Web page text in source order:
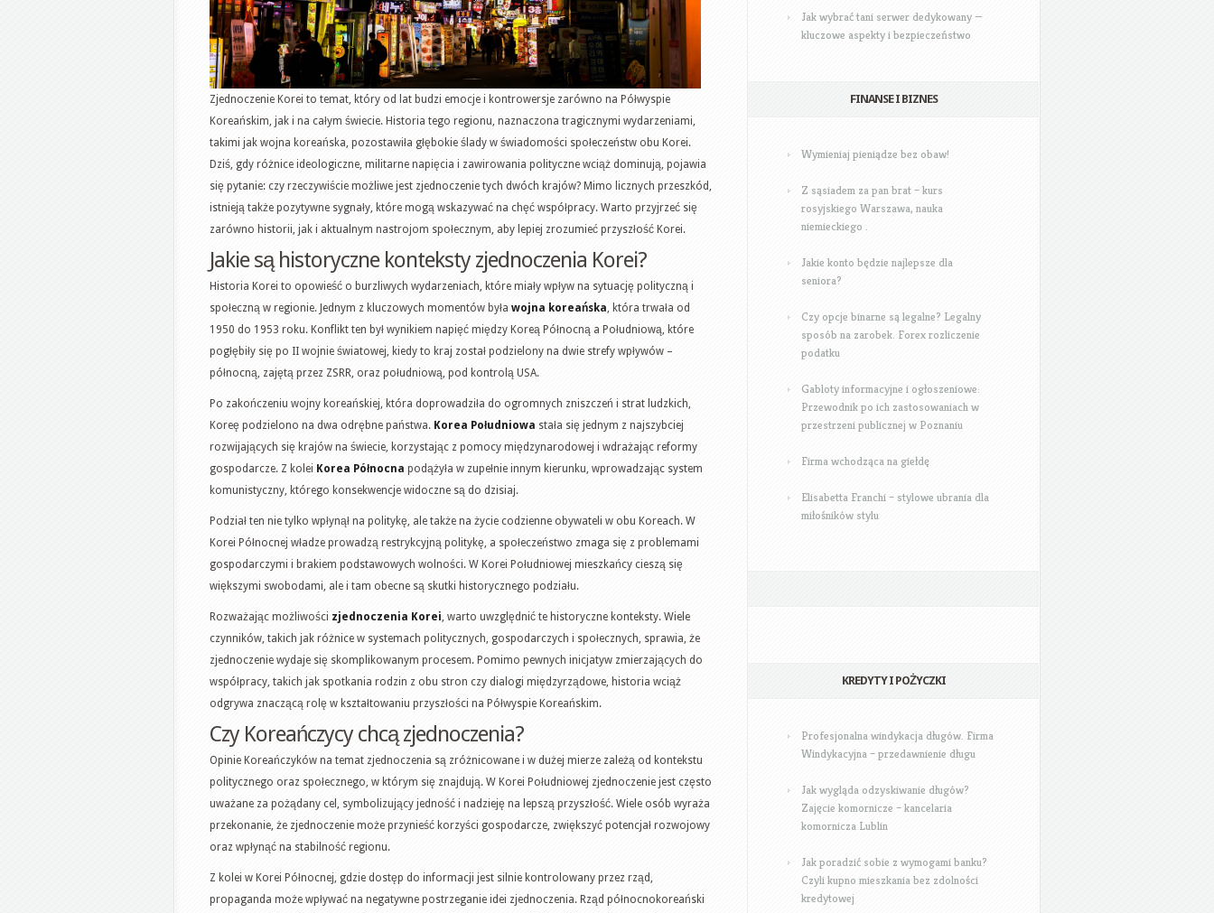
Zjednoczenie Korei to temat, który od lat budzi emocje i kontrowersje zarówno na Półwyspie
Koreańskim, jak i na całym świecie. Historia tego regionu, naznaczona tragicznymi wydarzeniami,
takimi jak wojna koreańska, pozostawiła głębokie ślady w świadomości społeczeństw obu Korei.
Dziś, gdy różnice ideologiczne, militarne napięcia i zawirowania polityczne wciąż dominują, pojawia
się pytanie: czy rzeczywiście możliwe jest zjednoczenie tych dwóch krajów? Mimo licznych przeszkód,
istnieją także pozytywne sygnały, które mogą wskazywać na chęć współpracy. Warto przyjrzeć się
zarówno historii, jak i aktualnym nastrojom społecznym, aby lepiej zrozumieć przyszłość Korei.
Jakie są historyczne konteksty zjednoczenia Korei?
Historia Korei to opowieść o burzliwych wydarzeniach, które miały wpływ na sytuację polityczną i
społeczną w regionie. Jednym z kluczowych momentów była wojna koreańska , która trwała od
1950 do 1953 roku. Konflikt ten był wynikiem napięć między Koreą Północną a Południową, które
pogłębiły się po II wojnie światowej, kiedy to kraj został podzielony na dwie strefy wpływów –
północną, zajętą przez ZSRR, oraz południową, pod kontrolą USA.
Po zakończeniu wojny koreańskiej, która doprowadziła do ogromnych zniszczeń i strat ludzkich,
Koreę podzielono na dwa odrębne państwa. Korea Południowa stała się jednym z najszybciej
rozwijających się krajów na świecie, korzystając z pomocy międzynarodowej i wdrażając reformy
gospodarcze. Z kolei Korea Północna podążyła w zupełnie innym kierunku, wprowadzając system
komunistyczny, którego konsekwencje widoczne są do dzisiaj.
Podział ten nie tylko wpłynął na politykę, ale także na życie codzienne obywateli w obu Koreach. W
Korei Północnej władze prowadzą restrykcyjną politykę, a społeczeństwo zmaga się z problemami
gospodarczymi i brakiem podstawowych wolności. W Korei Południowej mieszkańcy cieszą się
większymi swobodami, ale i tam obecne są skutki historycznego podziału.
Rozważając możliwości zjednoczenia Korei , warto uwzględnić te historyczne konteksty. Wiele
czynników, takich jak różnice w systemach politycznych, gospodarczych i społecznych, sprawia, że
zjednoczenie wydaje się skomplikowanym procesem. Pomimo pewnych inicjatyw zmierzających do
współpracy, takich jak spotkania rodzin z obu stron czy dialogi międzyrządowe, historia wciąż
odgrywa znaczącą rolę w kształtowaniu przyszłości na Półwyspie Koreańskim.
Czy Koreańczycy chcą zjednoczenia?
Opinie Koreańczyków na temat zjednoczenia są zróżnicowane i w dużej mierze zależą od kontekstu
politycznego oraz społecznego, w którym się znajdują. W Korei Południowej zjednoczenie jest często
uważane za pożądany cel, symbolizujący jedność i nadzieję na lepszą przyszłość. Wiele osób wyraża
przekonanie, że zjednoczenie może przynieść korzyści gospodarcze, zwiększyć potencjał rozwojowy
oraz wpłynąć na stabilność regionu.
Z kolei w Korei Północnej, gdzie dostęp do informacji jest silnie kontrolowany przez rząd,
propaganda może wpływać na negatywne postrzeganie idei zjednoczenia. Rząd północnokoreański
Jak wybrać tani serwer dedykowany —
kluczowe aspekty i bezpieczeństwo
FINANSE I BIZNES
Wymieniaj pieniądze bez obaw!
Z sąsiadem za pan brat – kurs
rosyjskiego Warszawa, nauka
niemieckiego .
Jakie konto będzie najlepsze dla
seniora?
Czy opcje binarne są legalne? Legalny
sposób na zarobek. Forex rozliczenie
podatku
Gabloty informacyjne i ogłoszeniowe:
Przewodnik po ich zastosowaniach w
przestrzeni publicznej w Poznaniu
Firma wchodząca na giełdę
Elisabetta Franchi – stylowe ubrania dla
miłośników stylu
KREDYTY I POŻYCZKI
Profesjonalna windykacja długów. Firma
Windykacyjna – przedawnienie długu
Jak wygląda odzyskiwanie długów?
Zajęcie komornicze – kancelaria
komornicza Lublin
Jak poradzić sobie z wymogami banku?
Czyli kupno mieszkania bez zdolności
kredytowej